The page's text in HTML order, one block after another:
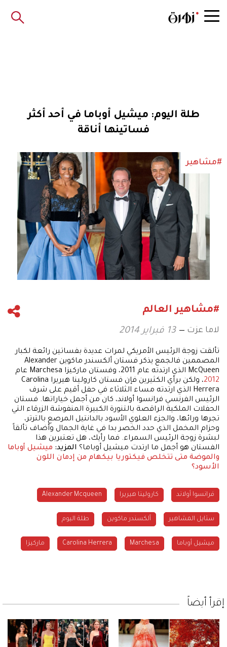
طلة اليوم: ميشيل أوباما في أحد أكثر
فساتينها أناقة
#مشاهير
#مشاهير العالم
لاما عزت 13 فبراير 2014
تألقت زوجة الرئيس الأمريكي لمرات عديدة بفساتين رائعة لكبار
المصممين فالجمع يذكر فستان ألكسندر ماكوين Alexander
McQueen الذي ارتدته عام 2011، وفستان ماركيزا Marchesa عام
2012
، ولكن برأي الكثيرين فإن فستان كارولينا هيريرا Carolina
Herrera الذي ارتدته مساء الثلاثاء في حفل أقيم على شرف
الرئيس الفرنسي فرانسوا أولاند، كان من أجمل خياراتها. فستان
الحفلات الملكية الراقصة بالتنورة الكبيرة المنفوشة الزرقاء التي
تجرها ورائها، والجزء العلوي الأسود بالدانتيل المرصع بالترتر،
وحزام المخمل الذي حدد الخصر بدا في غاية الجمال وأضاف تألقاً
لبشرة زوجة الرئيس السمراء. فما رأيك، هل تعتبرين هذا
الفستان هو أجمل ما ارتدت ميشيل أوباما؟ المزيد: ميشيل أوباما
والموضة متى تتخلص فيكتوريا بيكهام من إدمان اللون
الأسود؟
فرانسوا أولاند كارولينا هيريرا Alexander Mcqueen
ستايل المشاهير ألكسندر ماكوين طلة اليوم
ميشيل أوباما Marchesa
Carolina Herrera ماركيزا
إقرأ أيضاً